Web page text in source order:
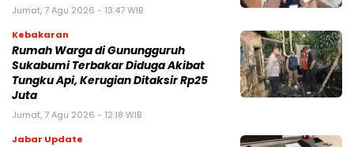
Jumat, 7 Agu 2026 - 13:47 WIB
Kebakaran
‎Rumah Warga di Gunungguruh
Sukabumi Terbakar Diduga Akibat
Tungku Api, Kerugian Ditaksir Rp25
Juta
Jumat, 7 Agu 2026 - 12:18 WIB
Jabar Update